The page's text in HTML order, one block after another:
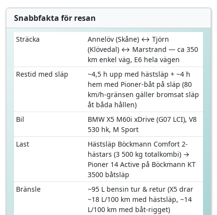
Snabbfakta för resan
Sträcka
Annelöv (Skåne) ↔ Tjörn
(Klövedal) ↔ Marstrand — ca 350
km enkel väg, E6 hela vägen
Restid med släp
~4,5 h upp med hästsläp + ~4 h
hem med Pioner-båt på släp (80
km/h-gränsen gäller bromsat släp
åt båda hållen)
Bil
BMW X5 M60i xDrive (G07 LCI), V8
530 hk, M Sport
Last
Hästsläp Böckmann Comfort 2-
hästars (3 500 kg totalkombi) →
Pioner 14 Active på Böckmann KT
3500 båtsläp
Bränsle
~95 L bensin tur & retur (X5 drar
~18 L/100 km med hästsläp, ~14
L/100 km med båt-rigget)